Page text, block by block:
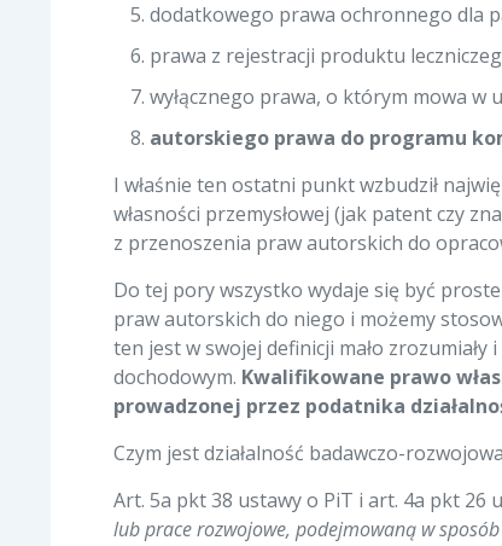
dodatkowego prawa ochronnego dla
prawa z rejestracji produktu
wyłącznego prawa, o którym mowa w
autorskiego prawa do programu
I właśnie ten ostatni punkt wzbudził
własności przemysłowej (jak patent czy
z przenoszenia praw autorskich do
Do tej pory wszystko wydaje się być
praw autorskich do niego i możemy
ten jest w swojej definicji mało
dochodowym. Kwalifikowane prawo
prowadzonej przez podatnika
Czym jest działalność badawczo-
Art. 5a pkt 38 ustawy o PiT i art. 4a pkt 26
lub prace rozwojowe, podejmowaną w